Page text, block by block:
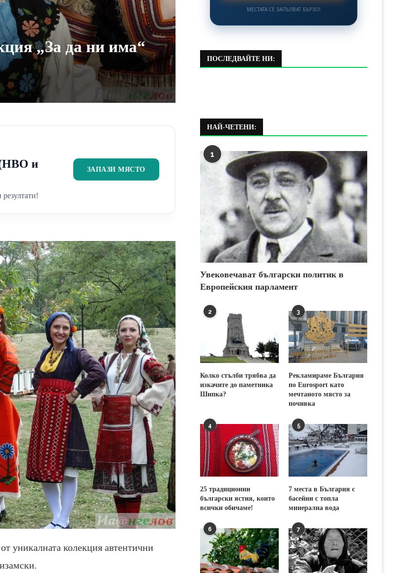
„За да ни има“
(НВО и
ЗАПАЗИ МЯСТО
от уникалната колекция автентични
МЕСТАТА СЕ ЗАПЪЛВАТ БЪРЗО!
ПОСЛЕДВАЙТЕ НИ:
НАЙ-ЧЕТЕНИ:
1
Увековечават български политик в
Европейския парламент
2
Колко стълби трябва да
изкачите до паметника
Шипка?
3
Рекламираме България
по Eurosport като
мечтаното място за
почивка
4
25 традиционни
български ястия, които
всички обичаме!
5
7 места в България с
басейни с топла
минерална вода
6 7